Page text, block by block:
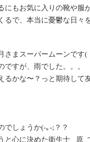
にもお気に入りの靴や服
で、本当に憂鬱な日々
さまスーパームーンです(
すが、雨でした。。。
かな〜？っと期待して
でしょうか(-｡-;？？
と心に決めた衛生士 原